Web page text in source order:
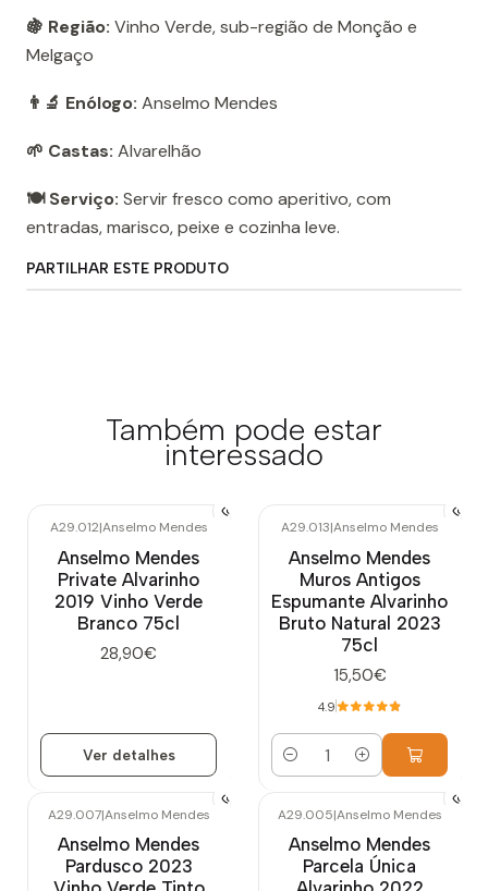
🍇 Região: Vinho Verde, sub-região de Monção e
Melgaço
👨‍🔬 Enólogo: Anselmo Mendes
🌱 Castas: Alvarelhão
🍽️ Serviço: Servir fresco como aperitivo, com
entradas, marisco, peixe e cozinha leve.
PARTILHAR ESTE PRODUTO
Também pode estar
interessado
A29.012|Anselmo Mendes
Anselmo Mendes
Private Alvarinho
2019 Vinho Verde
Branco 75cl
28,90€
Ver detalhes
A29.013|Anselmo Mendes
Anselmo Mendes
Muros Antigos
Espumante Alvarinho
Bruto Natural 2023
75cl
15,50€
4.9
Quantidade
A29.007|Anselmo Mendes
Anselmo Mendes
Pardusco 2023
A29.005|Anselmo Mendes
Anselmo Mendes
Parcela Única